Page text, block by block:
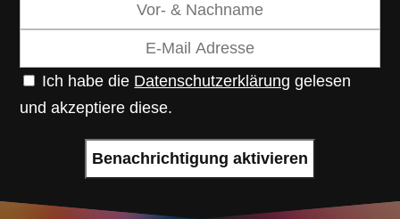
Ich habe die Datenschutzerklärung gelesen
und akzeptiere diese.